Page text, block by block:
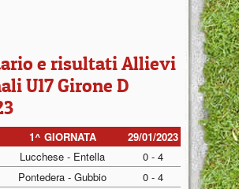
e risultati Allievi
U17 Girone D
1^ GIORNATA
29/01/2023
Lucchese - Entella
0 - 4
Pontedera - Gubbio
0 - 4